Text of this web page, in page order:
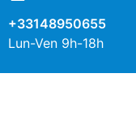
+33148950655
Lun-Ven 9h-18h